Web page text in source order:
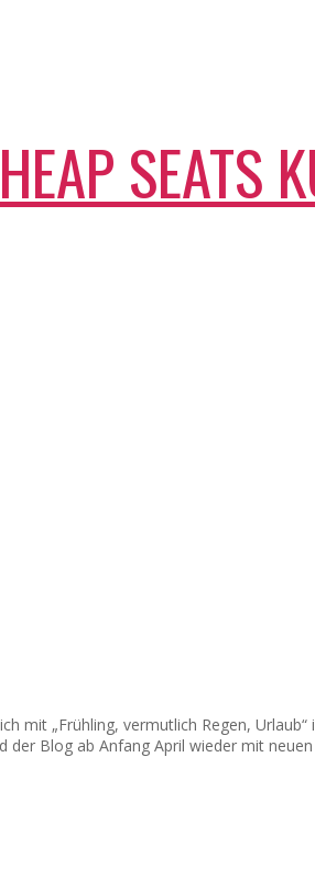
mit „Frühling, vermutlich Regen,
Blog ab Anfang April wieder mit